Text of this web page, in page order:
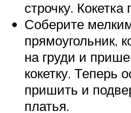
строчку. Кокетка
Соберите
прямоугольник,
на груди и
кокетку. Теперь
пришить и
платья.